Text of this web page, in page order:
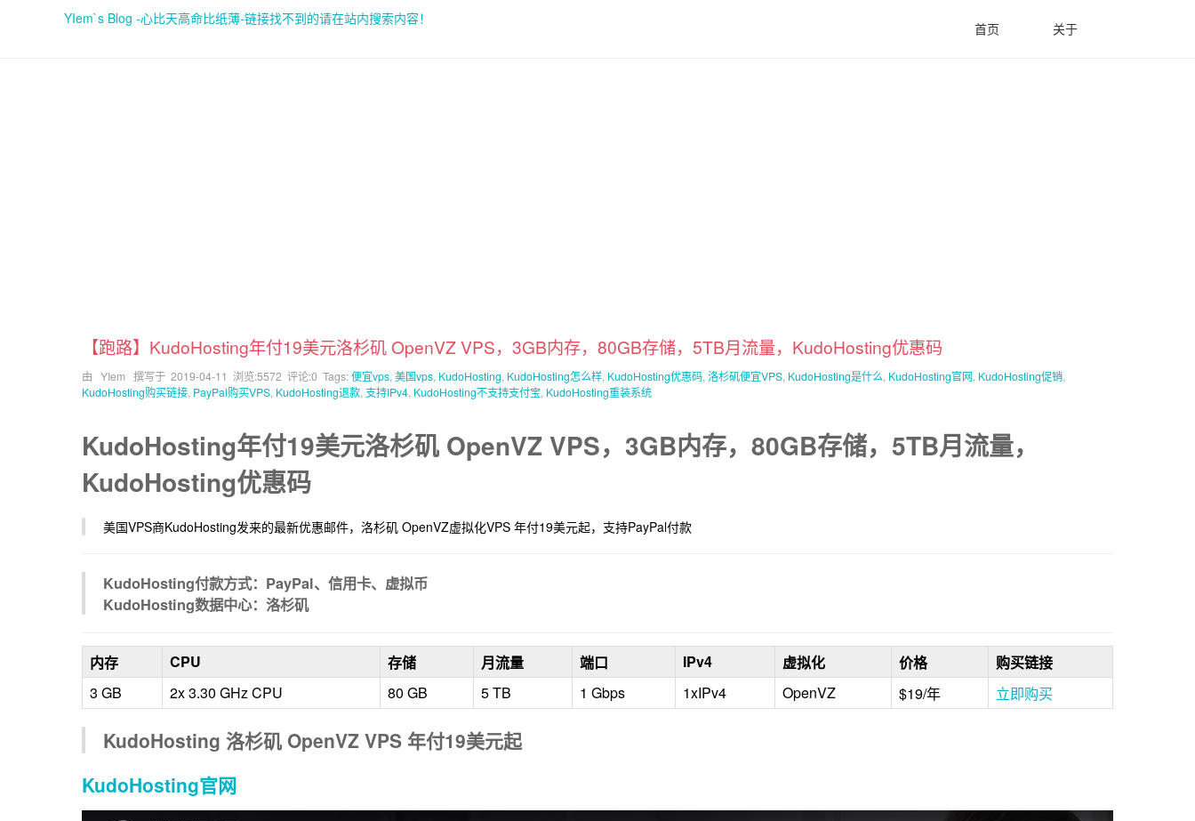
YIem`s Blog -心比天高命比纸薄-链接找不到的请在站内搜索内容！
首页 关于
【跑路】KudoHosting年付19美元洛杉矶 OpenVZ VPS，3GB内存，80GB存储，5TB月流量，KudoHosting优惠码
由 YIem 撰写于 2019-04-11 浏览:5572 评论:0 Tags:便宜vps, 美国vps, KudoHosting, KudoHosting怎么样, KudoHosting优惠码, 洛杉矶便宜VPS, KudoHosting是什么, KudoHosting官网, KudoHosting促销,
KudoHosting购买链接, PayPal购买VPS, KudoHosting退款, 支持IPv4, KudoHosting不支持支付宝, KudoHosting重装系统
KudoHosting年付19美元洛杉矶 OpenVZ VPS，3GB内存，80GB存储，5TB月流量，
KudoHosting优惠码
美国VPS商KudoHosting发来的最新优惠邮件，洛杉矶 OpenVZ虚拟化VPS 年付19美元起，支持PayPal付款
KudoHosting付款方式：PayPal、信用卡、虚拟币
KudoHosting数据中心：洛杉矶
内存 CPU 存储 月流量 端口 IPv4 虚拟化 价格
购买链接
3 GB
2x 3.30 GHz CPU 80 GB 5 TB 1 Gbps 1xIPv4 OpenVZ $19/年 立即购买
KudoHosting 洛杉矶 OpenVZ VPS 年付19美元起
KudoHosting官网